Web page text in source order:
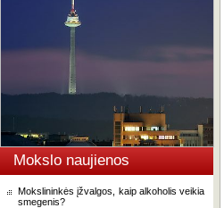
Mokslo naujienos
Mokslininkės įžvalgos, kaip alkoholis veikia
smegenis?